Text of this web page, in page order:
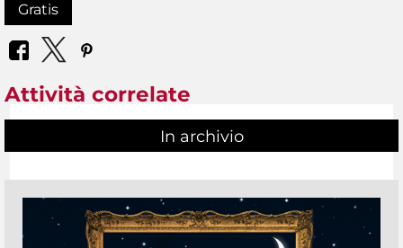
Gratis
Attività correlate
In archivio